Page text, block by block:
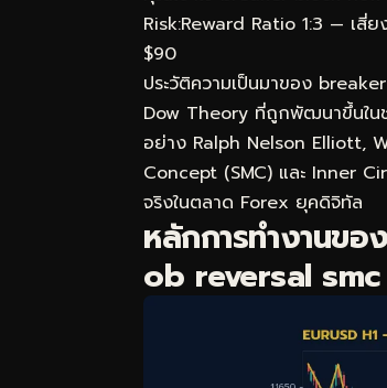
Risk:Reward Ratio 1:3 — เสี่
$90
ประวัติความเป็นมาของ
Dow Theory ที่ถูกพัฒนาขึ้นใน
อย่าง Ralph Nelson Elliott,
Concept (SMC) และ Inner
จริงในตลาด Forex ยุคดิจิทัล
หลักการทำงานข
ob reversal smc